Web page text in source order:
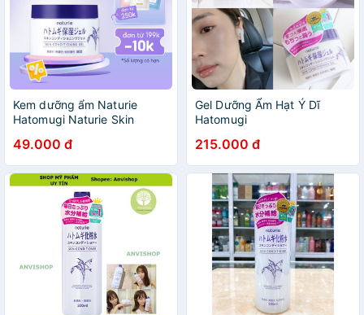
Kem dưỡng ẩm Naturie
Hatomugi Naturie Skin
49.000 đ
Gel Dưỡng Ẩm Hạt Ý Dĩ
Hatomugi
215.000 đ